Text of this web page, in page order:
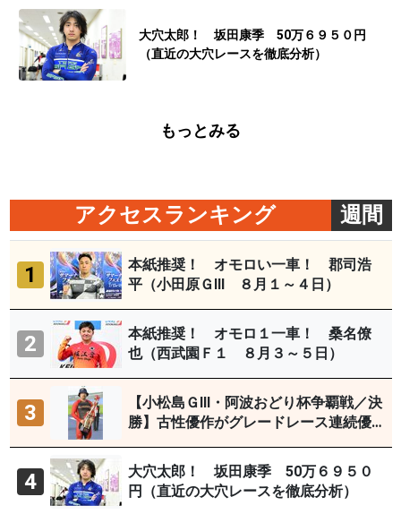
大穴太郎！ 坂田康季 50万６９５０円
（直近の大穴レースを徹底分析）
もっとみる
アクセスランキング 週間
1
本紙推奨！ オモロい一車！ 郡司浩
平（小田原ＧⅢ ８月１～４日）
2
本紙推奨！ オモロ１一車！ 桑名僚
也（西武園Ｆ１ ８月３～５日）
3
【小松島ＧⅢ・阿波おどり杯争覇戦／決
勝】古性優作がグレードレース連続優
4
大穴太郎！ 坂田康季 50万６９５０
円（直近の大穴レースを徹底分析）